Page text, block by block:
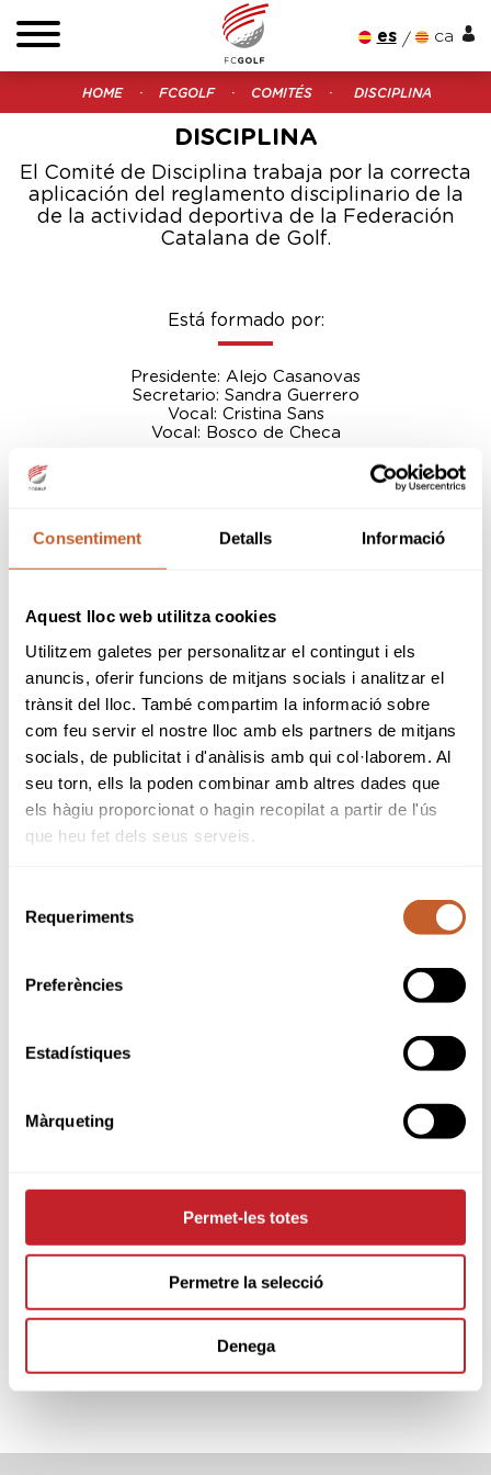
Consentiment Detalls Informació
Aquest lloc web utilitza cookies
Utilitzem galetes per personalitzar el contingut i els
anuncis, oferir funcions de mitjans socials i analitzar el
trànsit del lloc. També compartim la informació sobre
com feu servir el nostre lloc amb els partners de mitjans
socials, de publicitat i d'anàlisis amb qui col·laborem. Al
seu torn, ells la poden combinar amb altres dades que
els hàgiu proporcionat o hagin recopilat a partir de l'ús
que heu fet dels seus serveis.
Requeriments
Preferències
Estadístiques
Màrqueting
Permet-les totes
Permetre la selecció
Denega
es ca
HOME FCGOLF COMITÉS DISCIPLINA
DISCIPLINA
El Comité de Disciplina trabaja por la correcta
aplicación del reglamento disciplinario de la
de la actividad deportiva de la Federación
Catalana de Golf.
Está formado por:
Presidente: Alejo Casanovas
Secretario: Sandra Guerrero
Vocal: Cristina Sans
Vocal: Bosco de Checa
FORMULARIO PARA TESTIMONIOS
El Comité de Apelación se ocupa de los
recursos interpuestos contra las resoluciones
y acuerdos definitivos, y los resuelve en
segunda instancia.
Está formado por:
Sponsors & Partners oficiales